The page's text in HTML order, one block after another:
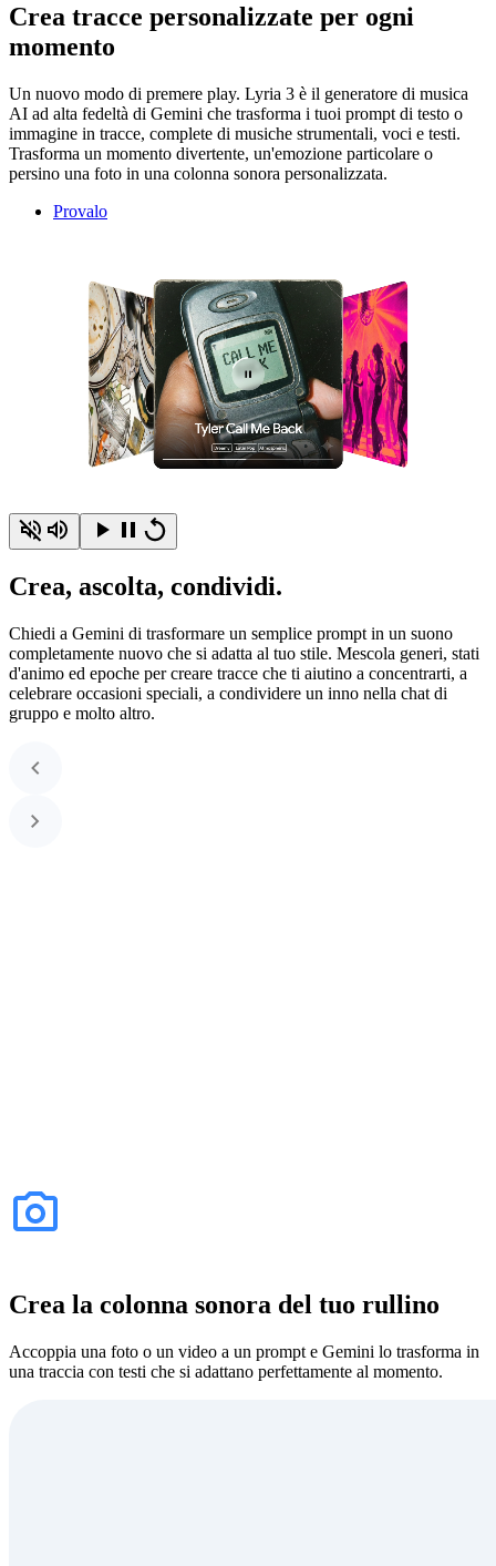
Crea tracce personalizzate per ogni
momento
Un nuovo modo di premere play. Lyria 3 è il generatore di musica
AI ad alta fedeltà di Gemini che trasforma i tuoi prompt di testo o
immagine in tracce, complete di musiche strumentali, voci e testi.
Trasforma un momento divertente, un'emozione particolare o
persino una foto in una colonna sonora personalizzata.
Provalo
Crea, ascolta, condividi.
Chiedi a Gemini di trasformare un semplice prompt in un suono
completamente nuovo che si adatta al tuo stile. Mescola generi, stati
d'animo ed epoche per creare tracce che ti aiutino a concentrarti, a
celebrare occasioni speciali, a condividere un inno nella chat di
gruppo e molto altro.
Crea la colonna sonora del tuo rullino
Accoppia una foto o un video a un prompt e Gemini lo trasforma in
una traccia con testi che si adattano perfettamente al momento.